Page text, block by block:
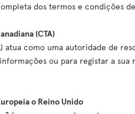
dos termos e condições
(CTA)
atua como uma autoridade de
ou para registar a
o Reino Unido